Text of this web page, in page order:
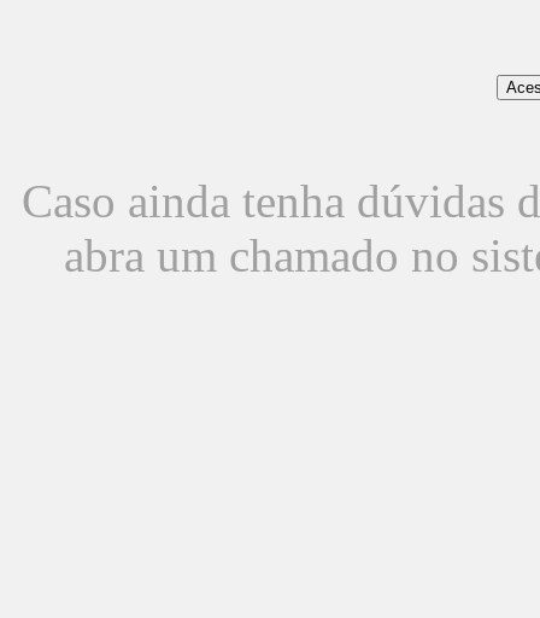
Caso ainda tenha dúvidas
abra um chamado no